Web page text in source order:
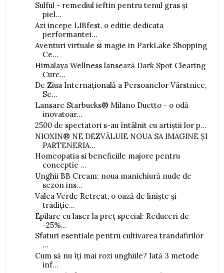
Sulful - remediul ieftin pentru tenul gras și
piel...
Azi incepe LIBfest, o editie dedicata
performantei...
Aventuri virtuale si magie in ParkLake Shopping
Ce...
Himalaya Wellness lansează Dark Spot Clearing
Curc...
De Ziua Internațională a Persoanelor Vârstnice,
Se...
Lansare Starbucks® Milano Duetto - o odă
inovatoar...
2500 de spectatori s-au întâlnit cu artiștii lor p...
NIOXIN® NE DEZVĂLUIE NOUA SA IMAGINE ȘI
PARTENERIA...
Homeopatia si beneficiile majore pentru
conceptie ...
Unghii BB Cream: noua manichiură nude de
sezon ins...
Valea Verde Retreat, o oază de liniște și
tradiție...
Epilare cu laser la preț special: Reduceri de
-25%...
Sfaturi esentiale pentru cultivarea trandafirilor
...
Cum să nu îți mai rozi unghiile? Iată 3 metode
inf...